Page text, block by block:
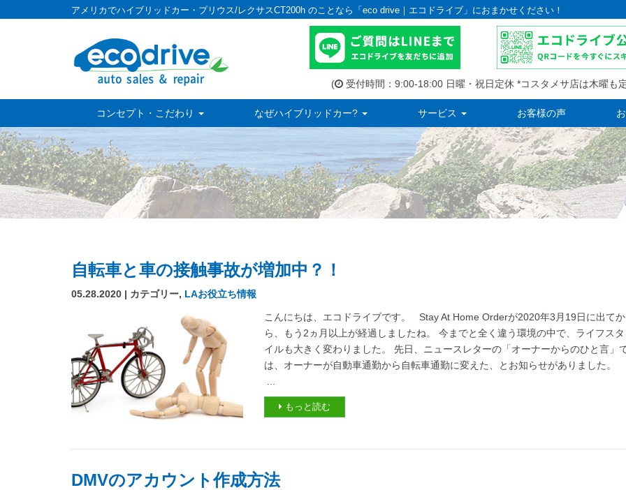
アメリカでハイブリッドカー・プリウス/レクサスCT200h のことなら「eco drive｜エコドライブ」におまかせください！
( 受付時間：9:00-18:00 日曜・祝日定休 *コスタメサ店は木曜も
コンセプト・こだわり なぜハイブリッドカー? サービス お客様の声
自転車と車の接触事故が増加中？！
05.28.2020 | カテゴリー, LAお役立ち情報
こんにちは、エコドライブです。 Stay At Home Orderが2020年3月19日に出てか
ら、もう2ヵ月以上が経過しましたね。 今までと全く違う環境の中で、ライフスタ
イルも大きく変わりました。 先日、ニュースレターの「オーナーからのひと言」
は、オーナーが自動車通勤から自転車通勤に変えた、とお知らせがありました。
もっと読む
DMVのアカウント作成方法